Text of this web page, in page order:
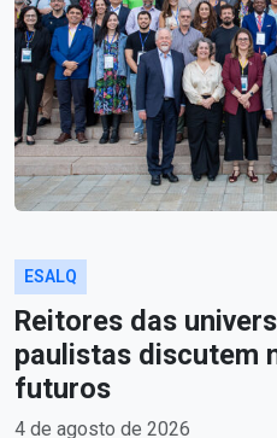
ESALQ
Reitores das
paulistas discutem
futuros
4 de agosto de 2026